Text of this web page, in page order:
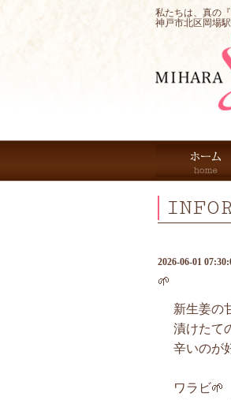
私たちは、真の
神戸市北区岡場
2026-06-01
🌱
新生姜の
漬けたて
辛いのが
ワラビ🌱